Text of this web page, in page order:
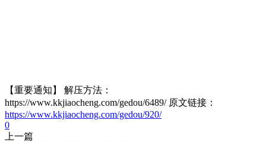
【重要通知】 解压方法：
https://www.kkjiaocheng.com/gedou/6489/ 原文链接：
https://www.kkjiaocheng.com/gedou/920/
0
上一篇